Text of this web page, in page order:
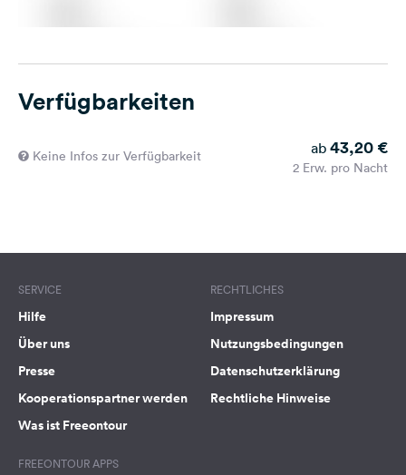
Verfügbarkeiten
Keine Infos zur Verfügbarkeit ab 43,20 €
2 Erw. pro Nacht
SERVICE
Hilfe
Über uns
Presse
Kooperationspartner werden
Was ist Freeontour
RECHTLICHES
Impressum
Nutzungsbedingungen
Datenschutzerklärung
Rechtliche Hinweise
FREEONTOUR APPS